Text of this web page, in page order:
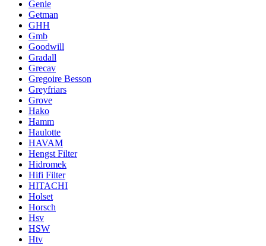
Genie
Getman
GHH
Gmb
Goodwill
Gradall
Grecav
Gregoire Besson
Greyfriars
Grove
Hako
Hamm
Haulotte
HAVAM
Hengst Filter
Hidromek
Hifi Filter
HITACHI
Holset
Horsch
Hsv
HSW
Htv